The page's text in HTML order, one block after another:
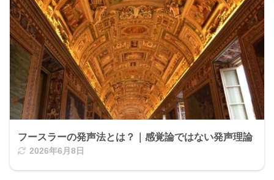
フースラーの発声法とは？｜感覚論ではない発声理論
2026年6月8日